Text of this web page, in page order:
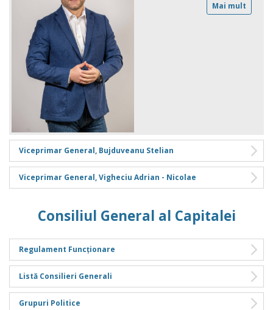
Mai mult
Viceprimar General, Bujduveanu Stelian
Viceprimar General, Vigheciu Adrian - Nicolae
Consiliul General al Capitalei
Regulament Funcționare
Listă Consilieri Generali
Grupuri Politice